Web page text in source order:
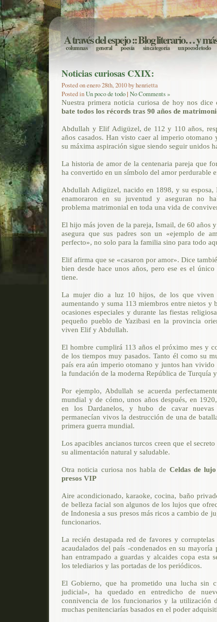
A través del espejo:: Blog literario… y
columnas general poesía sin categoría un poco de todo
Noticias curiosas CXIX:
Posted on enero 28th, 2010 by henrietta
Posted inUn poco de todo| No Comments »
Nuestra primera noticia curiosa de hoy nos
bate todos los récords tras 90 años de
Abdullah y Elif Adigüzel, de 112 y 110 años,
años casados. Han visto caer al imperio otomano
su máxima aspiración sigue siendo seguir unidos
La historia de amor de la centenaria pareja que
ha convertido en un símbolo del amor perdurable
Abdullah Adigüzel, nacido en 1898, y su
enamoraron en su juventud y aseguran no
problema matrimonial en toda una vida de
El hijo más joven de la pareja, Ismail, de 60 años
asegura que sus padres son un «ejemplo de
perfecto», no solo para la familia sino para todo
Elif afirma que se «casaron por amor». Dice
bien desde hace unos años, pero ese es el
tiene.
La mujer dio a luz 10 hijos, de los que viven
aumentando y suma 113 miembros entre nietos y
ocasiones especiales y durante las fiestas
pequeño pueblo de Yazibasi en la provincia
viven Elif y Abdullah.
El hombre cumplirá 113 años el próximo mes y
de los tiempos muy pasados. Tanto él como su
país era aún imperio otomano y juntos han vivido
la fundación de la moderna República de Turquía
Por ejemplo, Abdullah se acuerda
mundial y de cómo, unos años después, en
en los Dardanelos, y hubo de cavar nuevas
permanecían vivos la destrucción de una de
primera guerra mundial.
Los apacibles ancianos turcos creen que el
su alimentación natural y saludable.
Otra noticia curiosa nos habla de Celdas de
presos VIP
Aire acondicionado, karaoke, cocina, baño
de belleza facial son algunos de los lujos que
de Indonesia a sus presos más ricos a cambio de
funcionarios.
La recién destapada red de favores y
acaudalados del país -condenados en su
han entrampado a guardas y alcaides copa esta
los telediarios y las portadas de los periódicos.
El Gobierno, que ha prometido una lucha sin
judicial», ha quedado en entredicho de
connivencia de los funcionarios y la utilización
muchas penitenciarías basados en el poder